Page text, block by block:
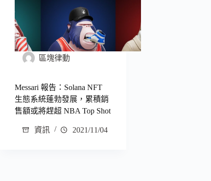
區塊律動
Messari 報告：Solana NFT
生態系統蓬勃發展，累積銷
售額或將趕超 NBA Top Shot
資訊 2021/11/04